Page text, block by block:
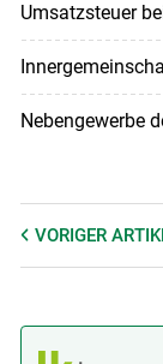
Umsatzsteuer
Nebengewerbe
VORIGER